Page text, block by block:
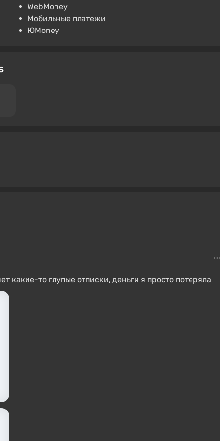
магазина медленно, но верно
форумах и сайтах (в том числе и на VGTimes).
сообщества пользователей создают
Продавец должен ответить на ваш вопрос в чате,
течение 12 часов. Если продавец не отвечает или
служба поддержки сайта.
WebMoney
Мобильные платежи
ЮMoney
какие-то глупые отписки, деньги я просто потеряла